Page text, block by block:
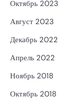
Октябрь 2023
Август 2023
Декабрь 2022
Апрель 2022
Ноябрь 2018
Октябрь 2018